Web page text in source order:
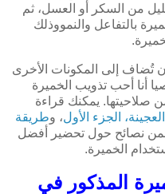
من السكر أو العسل، ثم
بالتفاعل والنمووذلك
تُضاف إلى المكونات الأخرى
أنا أحب تذويب الخميرة
صلاحيتها. يمكنك قراءة
الجزء الأول، وطريقة
نصائح حول تحضير أفضل
الخميرة.
المذكور في